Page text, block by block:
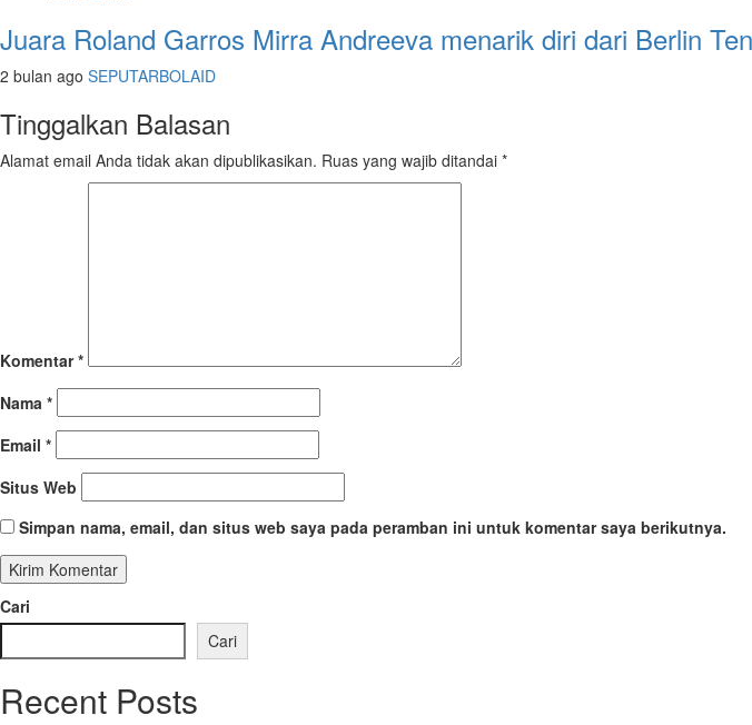
Juara Roland Garros Mirra Andreeva menarik diri dari Berlin
2 bulan ago SEPUTARBOLAID
Tinggalkan Balasan
Alamat email Anda tidak akan dipublikasikan. Ruas yang wajib ditandai *
Komentar*
Nama *
Email *
Situs Web
Simpan nama, email, dan situs web saya pada peramban ini untuk komentar saya berikutnya.
Cari
Cari
Recent Posts